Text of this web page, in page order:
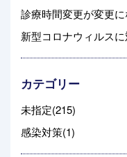
診療時間変更が変更
新型コロナウィルス
カテゴリー
未指定(215)
感染対策(1)